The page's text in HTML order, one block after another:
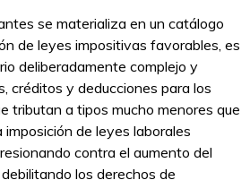
se materializa en un catálogo
de leyes impositivas favorables, es
deliberadamente complejo y
créditos y deducciones para los
tributan a tipos mucho menores que
imposición de leyes laborales
contra el aumento del
los derechos de